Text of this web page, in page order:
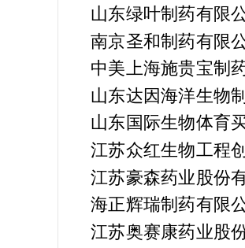
山东绿叶制药有限
南京圣和制药有限
中美上海施贵宝制
山东达因海洋生物
山东国际生物体育
江苏众红生物工程
江苏豪森药业股份
海正辉瑞制药有限
江苏奥赛康药业股